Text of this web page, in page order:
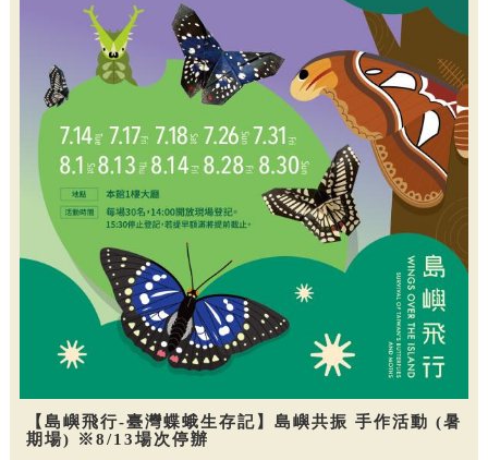
【島嶼飛行-臺灣蝶蛾生存記】島嶼共振 手作活動 (暑
期場) ※8/13場次停辦